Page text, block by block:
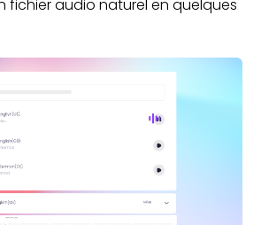
fichier audio naturel en quelques